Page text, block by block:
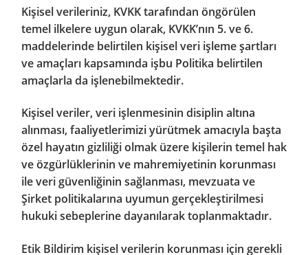
Kişisel verileriniz, KVKK tarafından öngörülen
temel ilkelere uygun olarak, KVKK’nın 5. ve 6.
maddelerinde belirtilen kişisel veri işleme şartları
ve amaçları kapsamında işbu Politika belirtilen
amaçlarla da işlenebilmektedir.
Kişisel veriler, veri işlenmesinin disiplin altına
alınması, faaliyetlerimizi yürütmek amacıyla başta
özel hayatın gizliliği olmak üzere kişilerin temel hak
ve özgürlüklerinin ve mahremiyetinin korunması
ile veri güvenliğinin sağlanması, mevzuata ve
Şirket politikalarına uyumun gerçekleştirilmesi
hukuki sebeplerine dayanılarak toplanmaktadır.
Etik Bildirim kişisel verilerin korunması için gerekli